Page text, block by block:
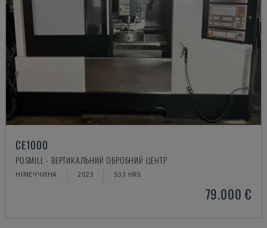
CE1000
POSMILL - ВЕРТИКАЛЬНИЙ ОБРОБНИЙ ЦЕНТР
НІМЕЧЧИНА 2023 533 HRS
79.000 €